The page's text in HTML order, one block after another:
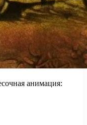
анимация: